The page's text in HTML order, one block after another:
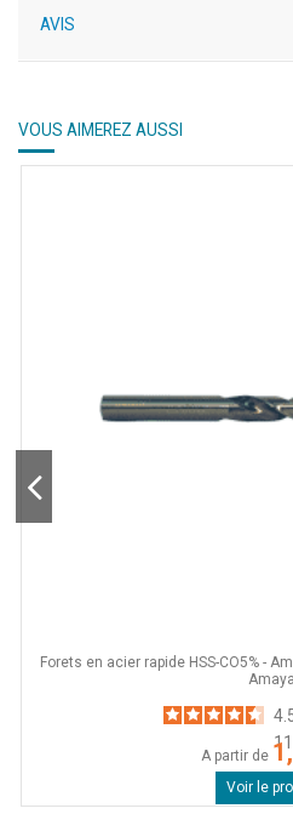
AVIS
VOUS AIMEREZ AUSSI
Forets en acier rapide HSS-CO5% -
Amaya
A partir de
Voir le